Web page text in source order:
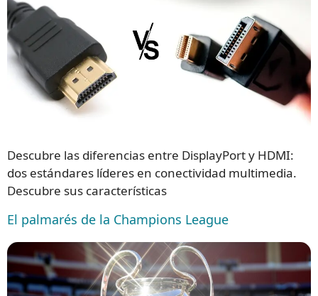
Descubre las diferencias entre DisplayPort y HDMI:
dos estándares líderes en conectividad multimedia.
Descubre sus características
El palmarés de la Champions League